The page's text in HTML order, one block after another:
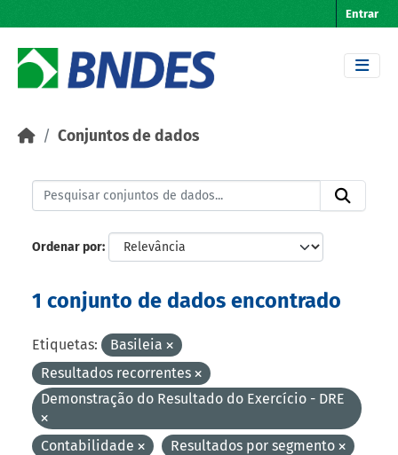
Entrar
Conjuntos de dados
Ordenar por
1 conjunto de dados encontrado
Etiquetas:
Basileia
Resultados recorrentes
Demonstração do Resultado do Exercício - DRE
Contabilidade
Resultados por segmento